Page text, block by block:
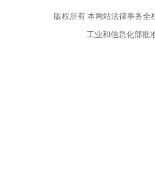
版权所有本网站法律事务全
工业和信息化部批